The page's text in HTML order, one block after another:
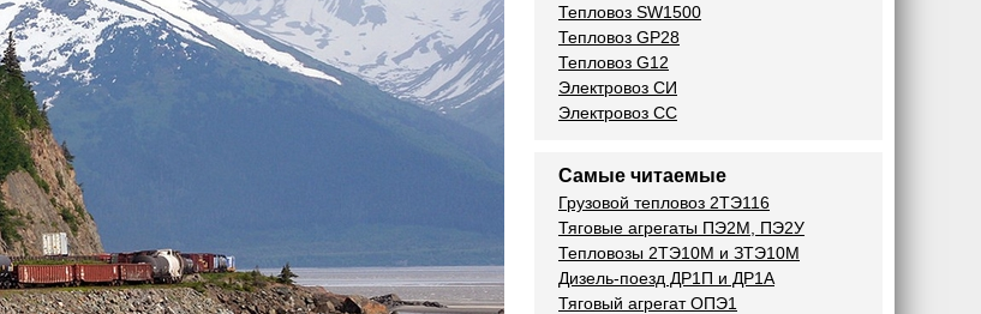
Тепловоз SW1500
Тепловоз GP28
Тепловоз G12
Электровоз СИ
Электровоз СС
Самые читаемые
Грузовой тепловоз 2ТЭ116
Тяговые агрегаты ПЭ2М, ПЭ2У
Тепловозы 2ТЭ10М и ЗТЭ10М
Дизель-поезд ДР1П и ДР1А
Тяговый агрегат ОПЭ1